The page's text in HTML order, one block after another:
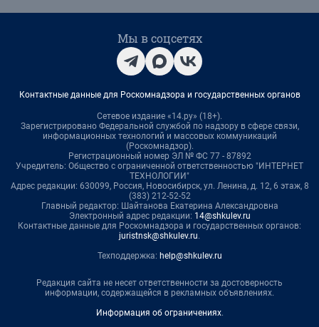
Мы в соцсетях
Контактные данные для Роскомнадзора и государственных органов
Сетевое издание «14.ру» (18+).
Зарегистрировано Федеральной службой по надзору в сфере связи,
информационных технологий и массовых коммуникаций
(Роскомнадзор).
Регистрационный номер ЭЛ № ФС 77 - 87892
Учредитель: Общество с ограниченной ответственностью "ИНТЕРНЕТ
ТЕХНОЛОГИИ"
Адрес редакции: 630099, Россия, Новосибирск, ул. Ленина, д. 12, 6 этаж, 8
(383) 212-52-52
Главный редактор: Шайтанова Екатерина Александровна
Электронный адрес редакции: 14@shkulev.ru
Контактные данные для Роскомнадзора и государственных органов:
juristnsk@shkulev.ru.
Техподдержка: help@shkulev.ru
Редакция сайта не несет ответственности за достоверность
информации, содержащейся в рекламных объявлениях.
Информация об ограничениях.